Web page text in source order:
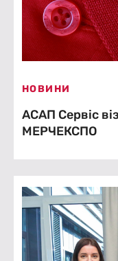
НОВИНИ
АСАП Сервіс
МЕРЧЕКСПО